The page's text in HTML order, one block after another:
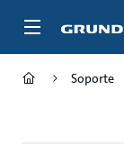
Soporte